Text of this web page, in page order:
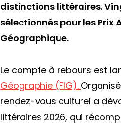
distinctions littéraires.
sélectionnés pour les Prix
Géographique.
Le compte à rebours est
Géographie (FIG).
rendez-vous culturel a
littéraires 2026, qui